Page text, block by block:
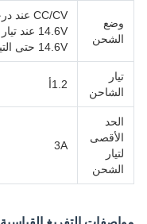
وضع
الشحن
14.6V حتى التيار ≤0.02C5A
تيار
الشاحن
1.2أ
الحد
الأقصى
لتيار
الشحن
3A